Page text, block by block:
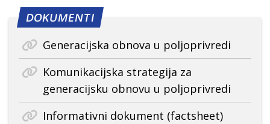
DOKUMENTI
Generacijska obnova u poljoprivredi
Komunikacijska strategija za
generacijsku obnovu u poljoprivredi
Informativni dokument (factsheet)